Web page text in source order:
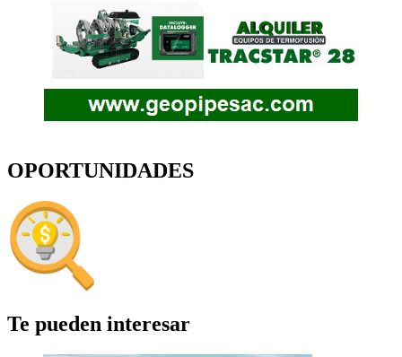
OPORTUNIDADES
Te pueden interesar